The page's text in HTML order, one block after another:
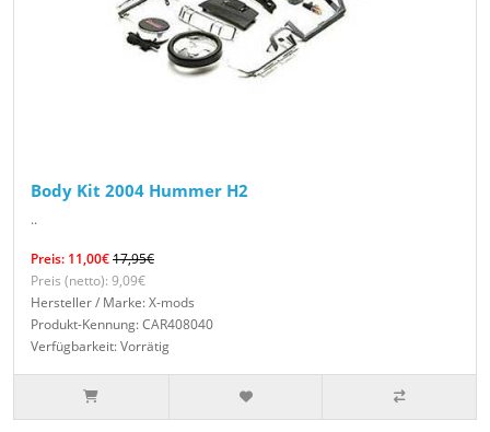
Body Kit 2004 Hummer H2
..
Preis: 11,00€17,95€
Preis (netto): 9,09€
Hersteller / Marke: X-mods
Produkt-Kennung: CAR408040
Verfügbarkeit: Vorrätig